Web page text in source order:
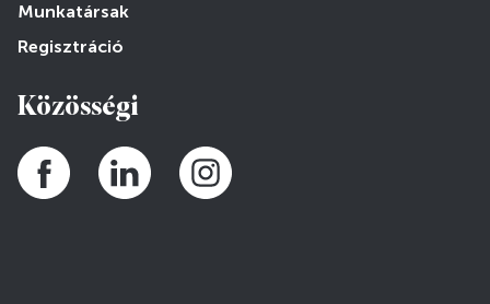
Munkatársak
Regisztráció
Közösségi